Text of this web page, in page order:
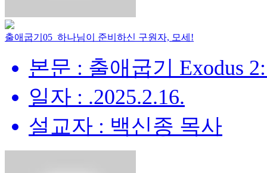
출애굽기05_하나님이 준비하신 구원자, 모세!
본문 : 출애굽기 Exodus
일자 : .2025.2.16.
설교자 : 백신종 목사